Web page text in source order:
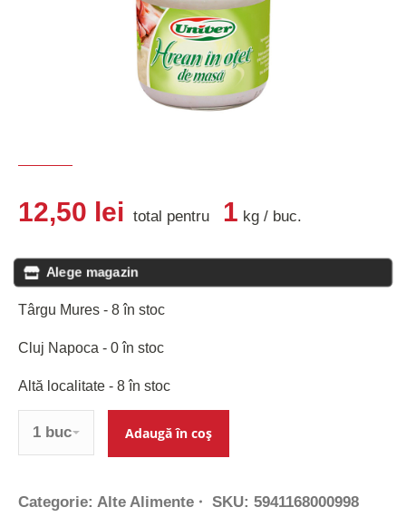
12,50 lei total pentru 1 kg / buc.
Alege magazin
Târgu Mures - 8 în stoc
Cluj Napoca - 0 în stoc
Altă localitate - 8 în stoc
Adaugă în coș
Categorie: Alte Alimente SKU: 5941168000998